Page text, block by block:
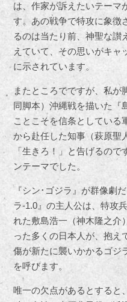
は、作家が訴えたいテーマ
す。あの戦争で特攻に象徴
るのは当たり前、神聖な讃
えていて、その思いがキャ
に示されています。
またところでですが、私が
同脚本）沖縄戦を描いた『
ことこそを信条としている
から赴任した知事（萩原聖
「生きろ！」と告げるの
ンテーマでした。
『シン･ゴジラ』が群像劇
ラ-1.0』の主人公は、特攻
れた敷島浩一（神木隆之介
った多くの日本人が、抱え
傷が新たに襲いかかるゴジ
を呼びます。
唯一の欠点があるとすると